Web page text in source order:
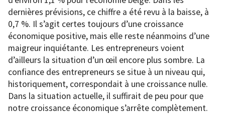
dernières prévisions, ce chiffre a été revu à la baisse, à
0,7 %. Il s’agit certes toujours d’une croissance
économique positive, mais elle reste néanmoins d’une
maigreur inquiétante. Les entrepreneurs voient
d’ailleurs la situation d’un œil encore plus sombre. La
confiance des entrepreneurs se situe à un niveau qui,
historiquement, correspondait à une croissance nulle.
Dans la situation actuelle, il suffirait de peu pour que
notre croissance économique s’arrête complètement.